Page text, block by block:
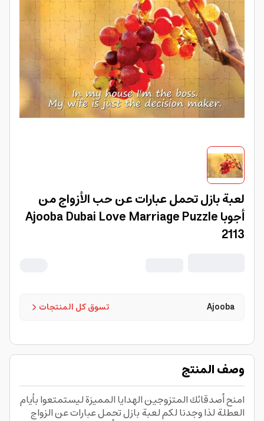
لعبة بازل تحمل عبارات عن حب الأزواج من
أجوبا Ajooba Dubai Love Marriage Puzzle
2113
تسوق كل المنتجات Ajooba
وصف المنتج
امنح أصدقائك المتزوجين الهدايا المميزة ليستمتعوا بأيام
العطلة لذا وجدنا لكم لعبة بازل تحمل عبارات عن الزواج